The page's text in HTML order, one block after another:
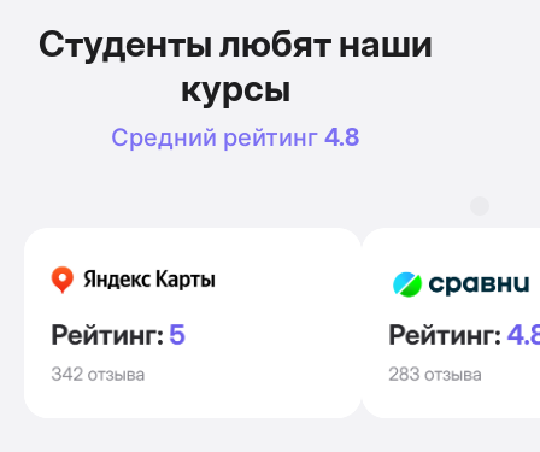
Студенты любят наши
курсы
Средний рейтинг 4.8